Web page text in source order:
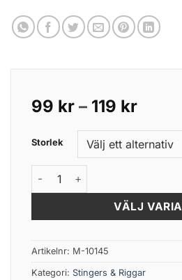
99 kr – 119 kr
till
119 kr
Storlek
CWC PRO UV Orange Stinger
VÄLJ
Artikelnr: M-10145
Kategori: Stingers & Riggar